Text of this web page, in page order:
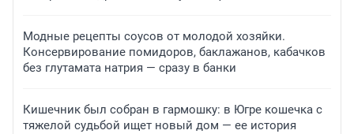
Модные рецепты соусов от молодой хозяйки.
Консервирование помидоров, баклажанов, кабачков
без глутамата натрия — сразу в банки
Кишечник был собран в гармошку: в Югре кошечка с
тяжелой судьбой ищет новый дом — ее история